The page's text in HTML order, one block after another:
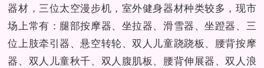
器材，三位太空漫步机，室外健身器材种类较多，现市
场上常有：腿部按摩器、坐拉器、滑雪器、坐蹬器、三
位上肢牵引器、悬空转轮、双人儿童跷跷板、腰背按摩
器、双人儿童秋千、双人腹肌板、腰背伸展器、双人浪